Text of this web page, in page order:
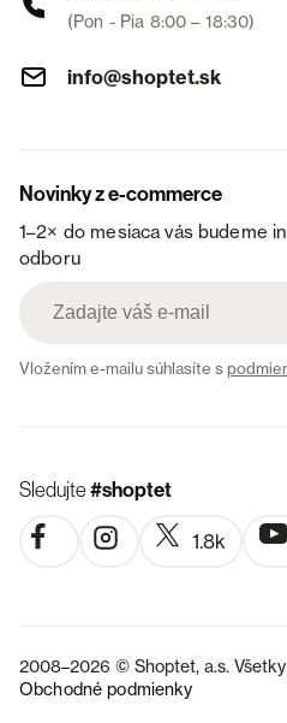
(Pon - Pia 8:00 – 18:30)
info@shoptet.sk
Novinky z e-commerce
1–2× do mesiaca vás budeme
odboru
Vložením e-mailu súhlasíte s
Sledujte#shoptet
1.8k
2008–2026 © Shoptet, a.s.
Obchodné podmienky